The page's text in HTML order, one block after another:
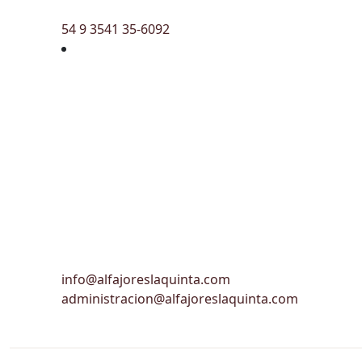
54 9 3541 35-6092
info@alfajoreslaquinta.com
administracion@alfajoreslaquinta.com